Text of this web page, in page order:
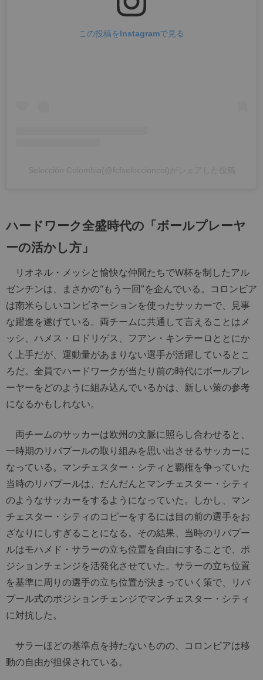
この投稿をInstagramで見る
ハードワーク全盛時代の「ボールプレーヤ
ーの活かし方」
リオネル・メッシと愉快な仲間たちでW杯を制したアル
ゼンチンは、まさかの“もう一回”を企んでいる。コロンビア
は南米らしいコンビネーションを使ったサッカーで、見事
な躍進を遂げている。両チームに共通して言えることはメ
ッシ、ハメス・ロドリゲス、フアン・キンテーロととにか
く上手だが、運動量があまりない選手が活躍しているとこ
ろだ。全員でハードワークが当たり前の時代にボールプレ
ーヤーをどのように組み込んでいるかは、新しい策の参考
になるかもしれない。
両チームのサッカーは欧州の文脈に照らし合わせると、
一時期のリバプールの取り組みを思い出させるサッカーに
なっている。マンチェスター・シティと覇権を争っていた
当時のリバプールは、だんだんとマンチェスター・シティ
のようなサッカーをするようになっていた。しかし、マン
チェスター・シティのコピーをするには目の前の選手をお
ざなりにしすぎることになる。その結果、当時のリバプー
ルはモハメド・サラーの立ち位置を自由にすることで、ポ
ジションチェンジを活発化させていた。サラーの立ち位置
を基準に周りの選手の立ち位置が決まっていく策で、リバ
プール式のポジションチェンジでマンチェスター・シティ
に対抗した。
サラーほどの基準点を持たないものの、コロンビアは移
動の自由が担保されている。